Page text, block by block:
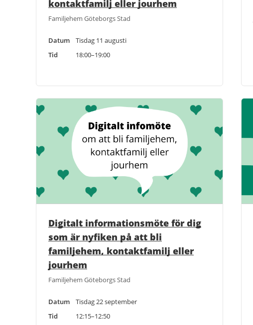
kontaktfamilj eller jourhem
Familjehem Göteborgs Stad
Datum
Tisdag 11 augusti
Tid
18:00–19:00
Digitalt informationsmöte för dig
som är nyfiken på att bli
familjehem, kontaktfamilj eller
jourhem
Familjehem Göteborgs Stad
Datum
Tisdag 22 september
Tid
12:15–12:50